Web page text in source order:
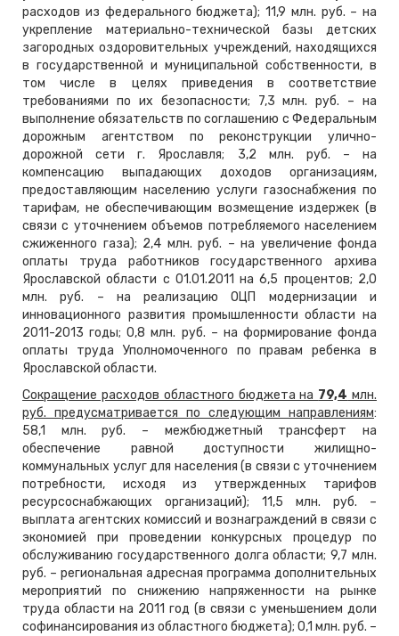
расходов из федерального бюджета); 11,9 млн. руб. – на
укрепление материально-технической базы детских
загородных оздоровительных учреждений, находящихся
в государственной и муниципальной собственности, в
том числе в целях приведения в соответствие
требованиями по их безопасности; 7,3 млн. руб. – на
выполнение обязательств по соглашению с Федеральным
дорожным агентством по реконструкции улично-
дорожной сети г. Ярославля; 3,2 млн. руб. – на
компенсацию выпадающих доходов организациям,
предоставляющим населению услуги газоснабжения по
тарифам, не обеспечивающим возмещение издержек (в
связи с уточнением объемов потребляемого населением
сжиженного газа); 2,4 млн. руб. – на увеличение фонда
оплаты труда работников государственного архива
Ярославской области с 01.01.2011 на 6,5 процентов; 2,0
млн. руб. – на реализацию ОЦП модернизации и
инновационного развития промышленности области на
2011-2013 годы; 0,8 млн. руб. – на формирование фонда
оплаты труда Уполномоченного по правам ребенка в
Ярославской области.
Сокращение расходов областного бюджета на 79,4 млн.
руб. предусматривается по следующим направлениям:
58,1 млн. руб. – межбюджетный трансферт на
обеспечение равной доступности жилищно-
коммунальных услуг для населения (в связи с уточнением
потребности, исходя из утвержденных тарифов
ресурсоснабжающих организаций); 11,5 млн. руб. –
выплата агентских комиссий и вознаграждений в связи с
экономией при проведении конкурсных процедур по
обслуживанию государственного долга области; 9,7 млн.
руб. – региональная адресная программа дополнительных
мероприятий по снижению напряженности на рынке
труда области на 2011 год (в связи с уменьшением доли
софинансирования из областного бюджета); 0,1 млн. руб. –